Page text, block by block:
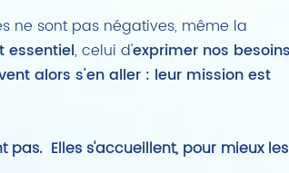
ne sont pas négatives, même la
essentiel, celui d'exprimer nos besoins
alors s'en aller : leur mission est
pas. Elles s'accueillent, pour mieux les